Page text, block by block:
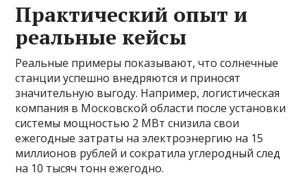
Практический опыт и
реальные кейсы
Реальные примеры показывают, что солнечные
станции успешно внедряются и приносят
значительную выгоду. Например, логистическая
компания в Московской области после установки
системы мощностью 2 МВт снизила свои
ежегодные затраты на электроэнергию на 15
миллионов рублей и сократила углеродный след
на 10 тысяч тонн ежегодно.